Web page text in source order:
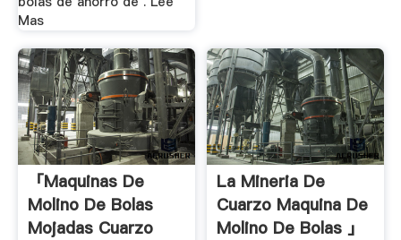
Mas
「maquinas De
Molino De Bolas
Mojadas Cuarzo
La Mineria De
Cuarzo Maquina De
Molino De Bolas 」